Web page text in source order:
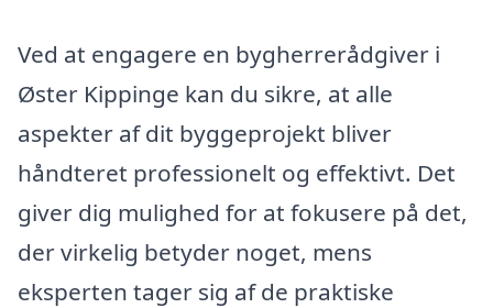
Ved at engagere en bygherrerådgiver i
Øster Kippinge kan du sikre, at alle
aspekter af dit byggeprojekt bliver
håndteret professionelt og effektivt. Det
giver dig mulighed for at fokusere på det,
der virkelig betyder noget, mens
eksperten tager sig af de praktiske